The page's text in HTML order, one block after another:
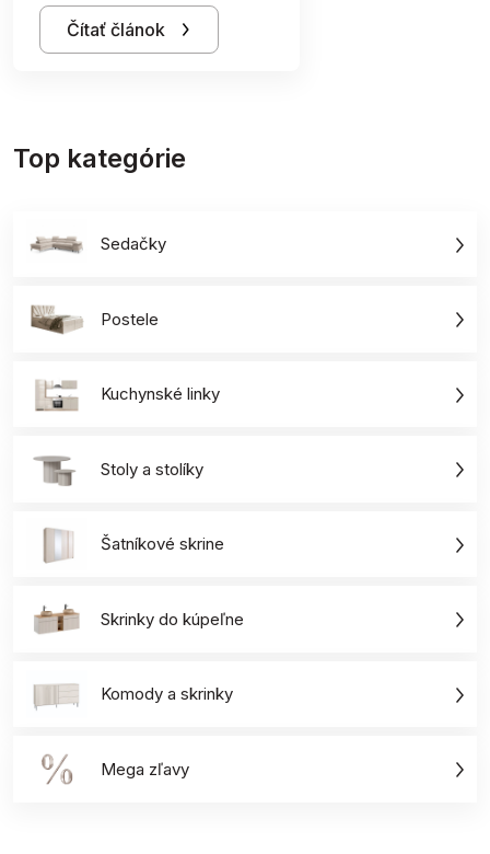
Čítať článok
Top kategórie
Sedačky
Postele
Kuchynské linky
Stoly a stolíky
Šatníkové skrine
Skrinky do kúpeľne
Komody a skrinky
Mega zľavy